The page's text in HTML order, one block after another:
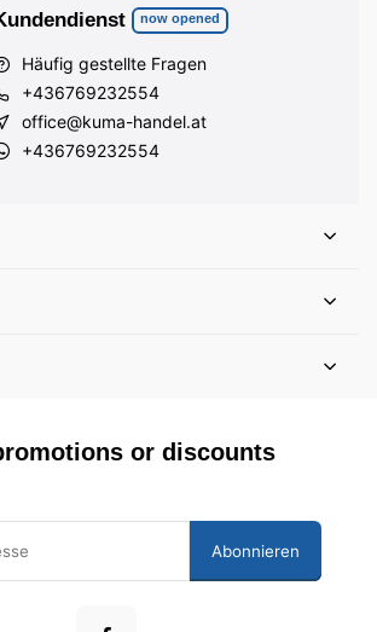
now opened
Häufig gestellte Fragen
+436769232554
office@kuma-handel.at
+436769232554
or discounts
Abonnieren